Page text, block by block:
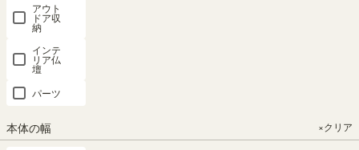
アウト
ドア収
納
インテ
リア仏
壇
パーツ
本体の幅 ×クリア
連携サービスでログイ